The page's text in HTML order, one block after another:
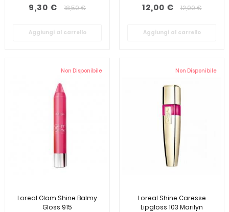
9,30 € 18,50 €
Aggiungi al carrello
12,00 € 12,00 €
Aggiungi al carrello
Non Disponibile
Loreal Glam Shine Balmy
Gloss 915
Non Disponibile
Loreal Shine Caresse
Lipgloss 103 Marilyn